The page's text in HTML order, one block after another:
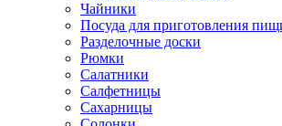
Чайники
Посуда для приготовления
Разделочные доски
Рюмки
Салатники
Салфетницы
Сахарницы